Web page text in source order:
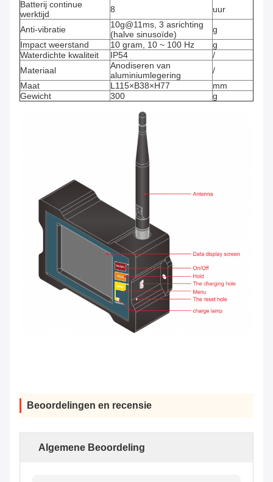
Batterij continue
werktijd
8 uur
Anti-vibratie
10g@11ms, 3 asrichting
(halve sinusoïde)
g
Impact weerstand
10 gram, 10 ~ 100 Hz
g
Waterdichte kwaliteit
IP54
/
Materiaal
Anodiseren van
aluminiumlegering
/
Maat
L115×B38×H77
mm
Gewicht
300 g
Beoordelingen en recensie
Algemene Beoordeling